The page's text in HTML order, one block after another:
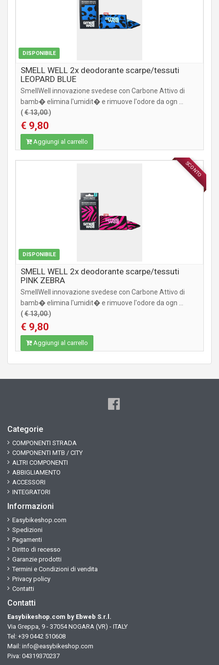
DISPONIBILE
SMELL WELL 2x deodorante scarpe/tessuti
LEOPARD BLUE
SmellWell innovazione svedese con Carbone Attivo di
bamb� elimina l'umidit� e rimuove l'odore da ogn ...
(€ 13,00)
€ 9,80
Aggiungi al carrello
SCONTO
DISPONIBILE
ACCESSORI
SMELL WELL 2x deodorante scarpe/tessuti
PINK ZEBRA
SmellWell innovazione svedese con Carbone Attivo di
bamb� elimina l'umidit� e rimuove l'odore da ogn ...
(€ 13,00)
€ 9,80
Aggiungi al carrello
Categorie
COMPONENTI STRADA
COMPONENTI MTB / CITY
ALTRI COMPONENTI
ABBIGLIAMENTO
ACCESSORI
INTEGRATORI
Informazioni
Easybikeshop.com
Spedizioni
Pagamenti
Diritto di recesso
Garanzie prodotti
Termini e Condizioni di vendita
Privacy policy
Contatti
Contatti
Easybikeshop.com by Ebweb S.r.l.
Via Greppa, 9 - 37054 NOGARA (VR) - ITALY
Tel: +39 0442 510608
Mail: info@easybikeshop.com
P.iva: 04319370237